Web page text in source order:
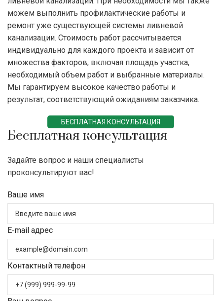
можем выполнить профилактические работы и
ремонт уже существующей системы ливневой
канализации. Стоимость работ рассчитывается
индивидуально для каждого проекта и зависит от
множества факторов, включая площадь участка,
необходимый объем работ и выбранные материалы.
Мы гарантируем высокое качество работы и
результат, соответствующий ожиданиям заказчика.
БЕСПЛАТНАЯ КОНСУЛЬТАЦИЯ
Бесплатная консультация
Задайте вопрос и наши специалисты
проконсультируют вас!
Ваше имя
E-mail адрес
Контактный телефон